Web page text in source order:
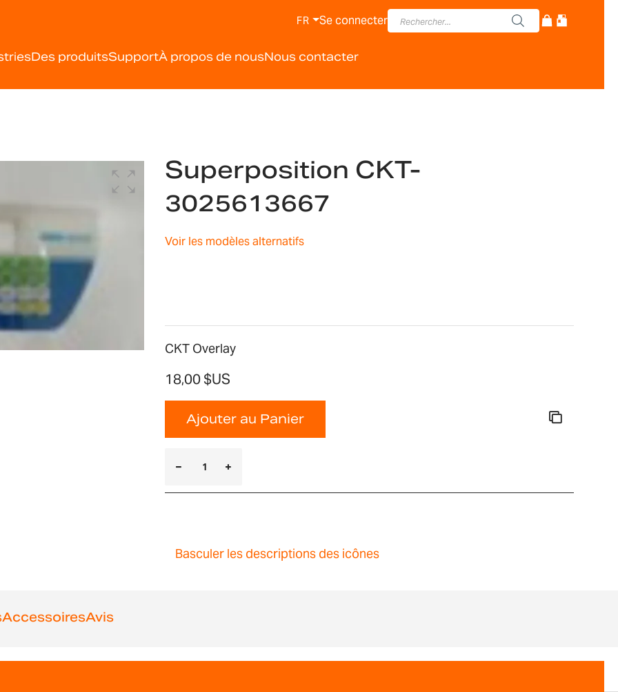
Des produitsSupportÀ propos de nousNous contacter
FR Se connecter
Superposition CKT-
3025613667
Voir les modèles alternatifs
CKT Overlay
18,00 $US
Ajouter au Panier
Basculer les descriptions des icônes
AccessoiresAvis